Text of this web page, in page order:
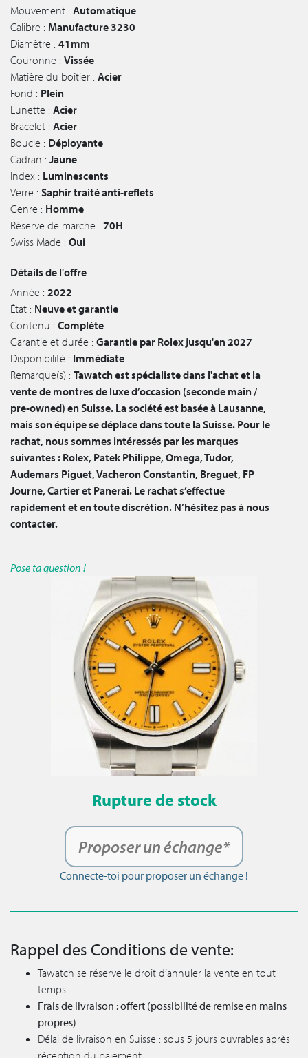
Mouvement : Automatique
Calibre : Manufacture 3230
Diamètre : 41mm
Couronne : Vissée
Matière du boîtier : Acier
Fond : Plein
Lunette : Acier
Bracelet : Acier
Boucle : Déployante
Cadran : Jaune
Index : Luminescents
Verre : Saphir traité anti-reflets
Genre : Homme
Réserve de marche : 70H
Swiss Made : Oui
Détails de l'offre
Année : 2022
État : Neuve et garantie
Contenu : Complète
Garantie et durée : Garantie par Rolex jusqu'en 2027
Disponibilité : Immédiate
Remarque(s) : Tawatch est spécialiste dans l'achat et la
vente de montres de luxe d’occasion (seconde main /
pre-owned) en Suisse. La société est basée à Lausanne,
mais son équipe se déplace dans toute la Suisse. Pour le
rachat, nous sommes intéressés par les marques
suivantes : Rolex, Patek Philippe, Omega, Tudor,
Audemars Piguet, Vacheron Constantin, Breguet, FP
Journe, Cartier et Panerai. Le rachat s’effectue
rapidement et en toute discrétion. N’hésitez pas à nous
contacter.
Pose ta question !
Rupture de stock
Proposer un échange*
Connecte-toi pour proposer un échange !
Rappel des Conditions de vente:
Tawatch se réserve le droit d’annuler la vente en tout
temps
Frais de livraison : offert (possibilité de remise en mains
propres)
Délai de livraison en Suisse : sous 5 jours ouvrables après